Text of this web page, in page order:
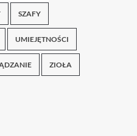
SZAFY
UMIEJĘTNOŚCI
ZIOŁA